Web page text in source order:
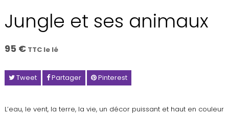
Jungle et ses animaux
95 € TTC le lé
Tweet Partager Pinterest
L’eau, le vent, la terre, la vie, un décor puissant et haut en couleur